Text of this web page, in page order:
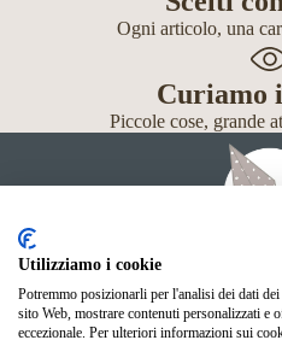
Ogni articolo, una
Curiamo
Piccole cose, grande
Giochi
Neonato
Utilizziamo i cookie
Potremmo posizionarli per l'analisi dei dati
sito Web, mostrare contenuti personalizzati e
eccezionale. Per ulteriori informazioni sui